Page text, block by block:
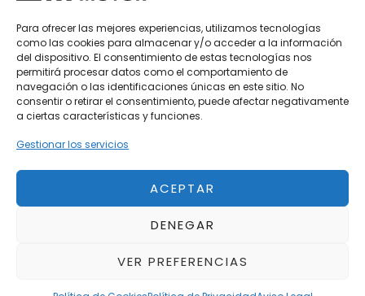
Para ofrecer las mejores experiencias, utilizamos tecnologías
como las cookies para almacenar y/o acceder a la información
del dispositivo. El consentimiento de estas tecnologías nos
permitirá procesar datos como el comportamiento de
navegación o las identificaciones únicas en este sitio. No
consentir o retirar el consentimiento, puede afectar negativamente
a ciertas características y funciones.
Gestionar los servicios
ACEPTAR
DENEGAR
VER PREFERENCIAS
Vehículos de Ocasión
Próximos
Eclipse by SELECTO
Del 12/08/2026 al 12/08/2026
Del 02/10/2026 al 05/10/2026
Del 02/10/2026 al 05/10/2026